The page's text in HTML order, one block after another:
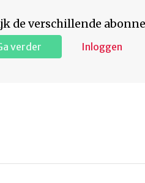
de verschillende
verder Inloggen